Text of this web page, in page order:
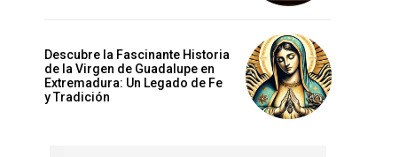
Descubre la Fascinante Historia
de la Virgen de Guadalupe en
Extremadura: Un Legado de Fe
y Tradición